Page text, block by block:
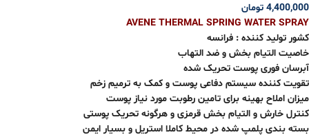
4,400,000 تومان
AVENE THERMAL SPRING WATER SPRAY
کشور تولید کننده : فرانسه
خاصیت التیام بخش و ضد التهاب
آبرسان فوری پوست تحریک شده
تقویت کننده سیستم دفاعی پوست و کمک به ترمیم زخم
میزان املاح بهینه برای تامین رطوبت مورد نیاز پوست
کنترل خارش و التیام بخش قرمزی و هرگونه تحریک پوستی
بسته بندی پلمپ شده در محیط کاملا استریل و بسیار ایمن